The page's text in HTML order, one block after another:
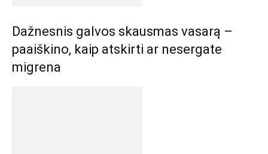
Dažnesnis galvos skausmas vasarą –
paaiškino, kaip atskirti ar nesergate
migrena